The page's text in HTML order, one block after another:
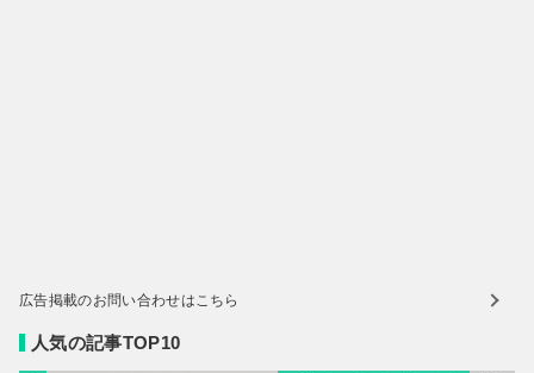
広告掲載のお問い合わせはこちら
人気の記事TOP10